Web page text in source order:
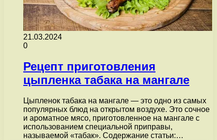
21.03.2024
0
Рецепт приготовления
цыпленка табака на мангале
Цыпленок табака на мангале — это одно из самых
популярных блюд на открытом воздухе. Это сочное
и ароматное мясо, приготовленное на мангале с
использованием специальной приправы,
называемой «табак». Содержание статьи:…